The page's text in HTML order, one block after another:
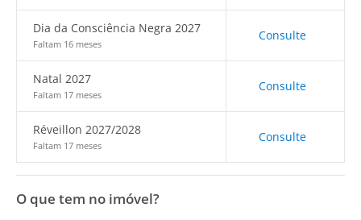
Dia da Consciência Negra 2027
Faltam 16 meses
Consulte
Natal 2027
Faltam 17 meses
Consulte
Réveillon 2027/2028
Faltam 17 meses
Consulte
O que tem no imóvel?